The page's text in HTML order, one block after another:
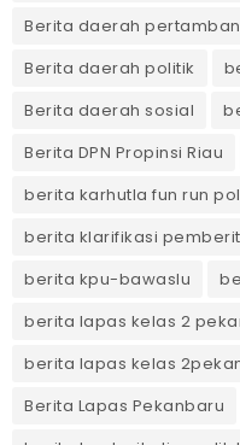
Berita daerah
Berita daerah politik
Berita daerah sosial
Berita DPN Propinsi Riau
berita karhutla fun run
berita klarifikasi
berita kpu-bawaslu
berita lapas kelas 2
berita lapas kelas
Berita Lapas Pekanbaru